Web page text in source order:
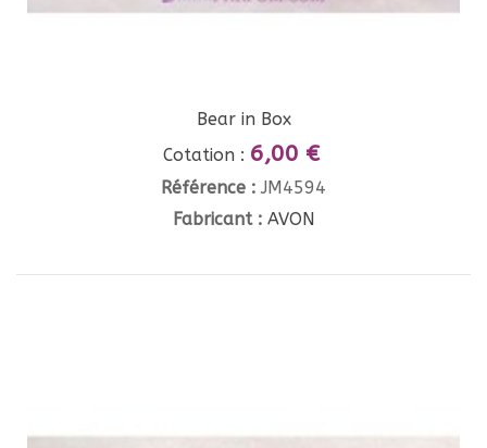
Bear in Box
Cotation : 6,00 €
Référence : JM4594
Fabricant : AVON